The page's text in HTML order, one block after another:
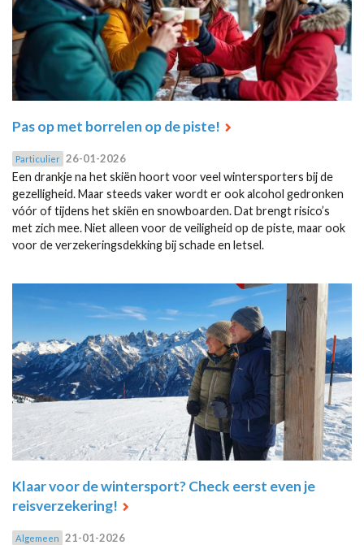
Pas op met borrelen op de piste!
Particulier 26-01-2026
Een drankje na het skiën hoort voor veel wintersporters bij de
gezelligheid. Maar steeds vaker wordt er ook alcohol gedronken
vóór of tijdens het skiën en snowboarden. Dat brengt risico’s
met zich mee. Niet alleen voor de veiligheid op de piste, maar ook
voor de verzekeringsdekking bij schade en letsel.
Klaar voor de wintersport? Check eerst even je
reisverzekering!
Algemeen 21-01-2026